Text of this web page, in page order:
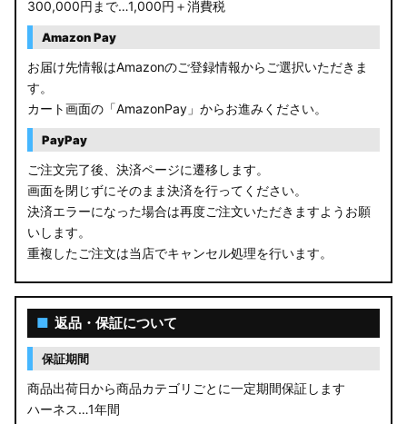
300,000円まで…1,000円＋消費税
Amazon Pay
お届け先情報はAmazonのご登録情報からご選択いただきま
す。
カート画面の「AmazonPay」からお進みください。
PayPay
ご注文完了後、決済ページに遷移します。
画面を閉じずにそのまま決済を行ってください。
決済エラーになった場合は再度ご注文いただきますようお願
いします。
重複したご注文は当店でキャンセル処理を行います。
■ 返品・保証について
保証期間
商品出荷日から商品カテゴリごとに一定期間保証します
ハーネス…1年間